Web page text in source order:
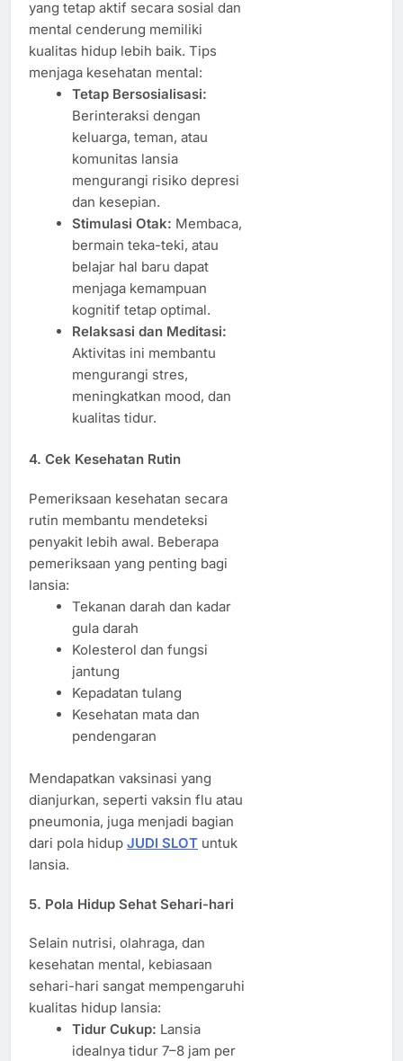
yang tetap aktif secara sosial dan
mental cenderung memiliki
kualitas hidup lebih baik. Tips
menjaga kesehatan mental:
Tetap Bersosialisasi:
Berinteraksi dengan
keluarga, teman, atau
komunitas lansia
mengurangi risiko depresi
dan kesepian.
Stimulasi Otak: Membaca,
bermain teka-teki, atau
belajar hal baru dapat
menjaga kemampuan
kognitif tetap optimal.
Relaksasi dan Meditasi:
Aktivitas ini membantu
mengurangi stres,
meningkatkan mood, dan
kualitas tidur.
4. Cek Kesehatan Rutin
Pemeriksaan kesehatan secara
rutin membantu mendeteksi
penyakit lebih awal. Beberapa
pemeriksaan yang penting bagi
lansia:
Tekanan darah dan kadar
gula darah
Kolesterol dan fungsi
jantung
Kepadatan tulang
Kesehatan mata dan
pendengaran
Mendapatkan vaksinasi yang
dianjurkan, seperti vaksin flu atau
pneumonia, juga menjadi bagian
dari pola hidup JUDI SLOT untuk
lansia.
5. Pola Hidup Sehat Sehari-hari
Selain nutrisi, olahraga, dan
kesehatan mental, kebiasaan
sehari-hari sangat mempengaruhi
kualitas hidup lansia:
Tidur Cukup: Lansia
idealnya tidur 7–8 jam per